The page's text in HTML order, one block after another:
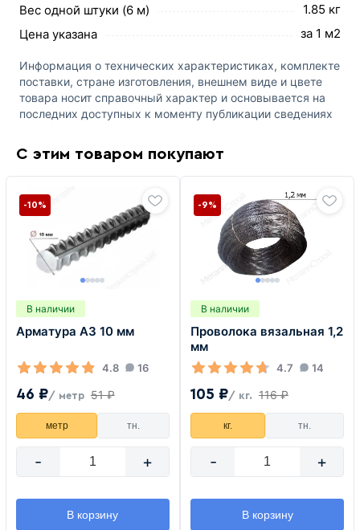
Вес одной штуки (6 м)
1.85 кг
Цена указана
за 1 м2
Информация о технических характеристиках, комплекте
поставки, стране изготовления, внешнем виде и цвете
товара носит справочный характер и основывается на
последних доступных к моменту публикации сведениях
С этим товаром покупают
В наличии
Арматура А3 10 мм
4.8 16
46 ₽/ метр 51 ₽
-10%
метр тн.
- +
В корзину
В наличии
Проволока вязальная 1,2
мм
4.7 14
105 ₽/ кг. 116 ₽
-9%
кг. тн.
- +
В корзину